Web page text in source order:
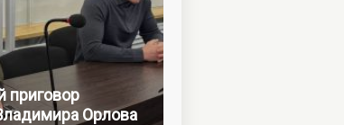
приговор
Орлова